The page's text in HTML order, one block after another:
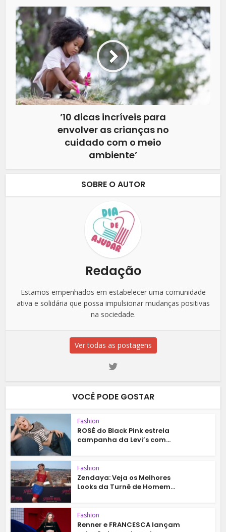
’10 dicas incríveis para
envolver as crianças no
cuidado com o meio
ambiente’
SOBRE O AUTOR
Redação
Estamos empenhados em estabelecer uma comunidade
ativa e solidária que possa impulsionar mudanças positivas
na sociedade.
Ver todas as postagens
VOCÊ PODE GOSTAR
Fashion
ROSÉ do Black Pink estrela
campanha da Levi’s com...
Fashion
Zendaya: Veja os Melhores
Looks da Turnê de Homem...
Fashion
Renner e FRANCESCA lançam